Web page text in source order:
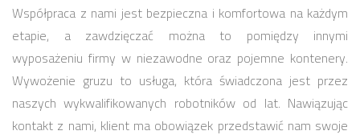
Współpraca z nami jest bezpieczna i komfortowa na każdym
etapie, a zawdzięczać można to pomiędzy innymi
wyposażeniu firmy w niezawodne oraz pojemne kontenery.
Wywożenie gruzu to usługa, która świadczona jest przez
naszych wykwalifikowanych robotników od lat. Nawiązując
kontakt z nami, klient ma obowiązek przedstawić nam swoje